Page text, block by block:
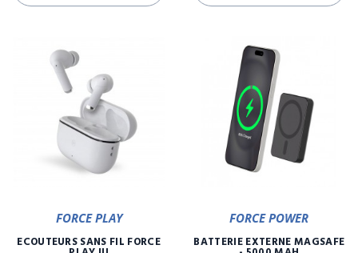
FORCE PLAY
ECOUTEURS SANS FIL FORCE
FORCE POWER
BATTERIE EXTERNE MAGSAFE